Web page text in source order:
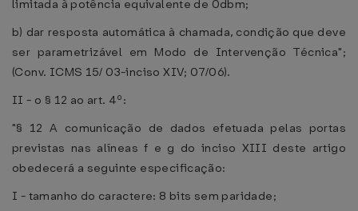
limitada à potência equivalente de 0dbm;
b) dar resposta automática à chamada, condição que deve
ser parametrizável em Modo de Intervenção Técnica";
(Conv. ICMS 15/ 03-inciso XIV; 07/06).
II - o § 12 ao art. 4º:
"§ 12 A comunicação de dados efetuada pelas portas
previstas nas alíneas f e g do inciso XIII deste artigo
obedecerá a seguinte especificação:
I - tamanho do caractere: 8 bits sem paridade;